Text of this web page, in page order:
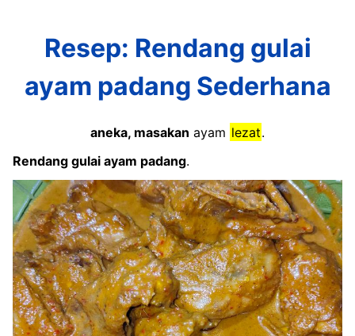
Resep: Rendang gulai
ayam padang Sederhana
aneka, masakan ayam lezat.
Rendang gulai ayam padang.